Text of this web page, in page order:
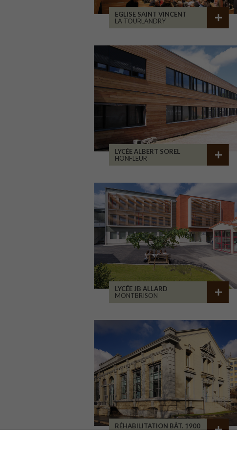
EGLISE SAINT VINCENT
LA TOURLANDRY
LYCÉE ALBERT SOREL
HONFLEUR
LYCÉE JB ALLARD
MONTBRISON
RÉHABILITATION BÂT. 1900